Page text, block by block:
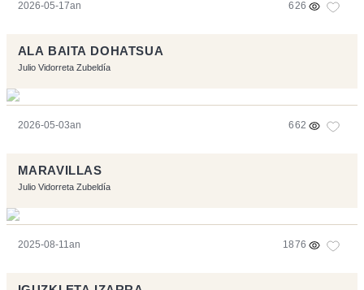
2026-05-17an 626
ALA BAITA DOHATSUA
Julio Vidorreta Zubeldía
2026-05-03an 662
MARAVILLAS
Julio Vidorreta Zubeldía
2025-08-11an 1876